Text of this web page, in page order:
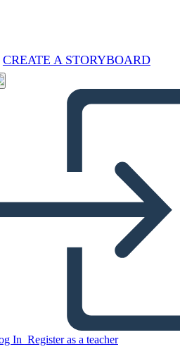
CREATE A STORYBOARD
In Register as a teacher
a la mujer en la
vida.